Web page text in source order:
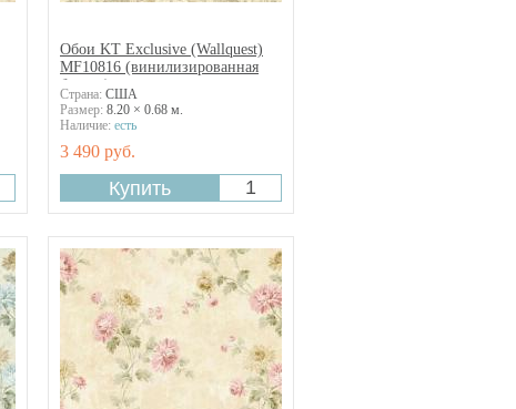
Обои KT Exclusive (Wallquest)
MF10816 (винилизированная
бумага)
Страна: США
Размер: 8.20 × 0.68 м.
Наличие: есть
3 490 руб.